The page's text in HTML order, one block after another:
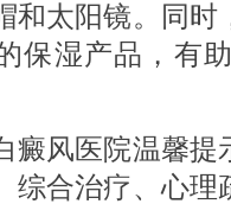
和太阳镜。同时
保湿产品，有
风医院温馨提
综合治疗、心理